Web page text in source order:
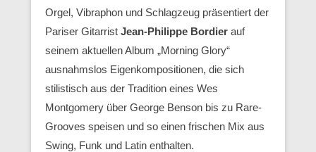
Orgel, Vibraphon und Schlagzeug präsentiert der
Pariser Gitarrist Jean-Philippe Bordier auf
seinem aktuellen Album „Morning Glory“
ausnahmslos Eigenkompositionen, die sich
stilistisch aus der Tradition eines Wes
Montgomery über George Benson bis zu Rare-
Grooves speisen und so einen frischen Mix aus
Swing, Funk und Latin enthalten.